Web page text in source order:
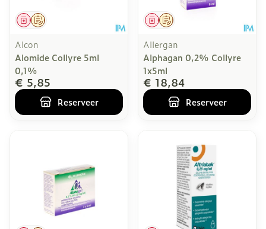
Op voorschrift
Geneesmiddel
Alcon
Alomide Collyre 5ml
0,1%
€ 5,85
Reserveer
Op voorschrift
Geneesmiddel
Allergan
Alphagan 0,2% Collyre
1x5ml
€ 18,84
Reserveer